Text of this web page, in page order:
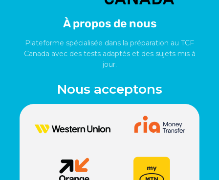
À propos de nous
Plateforme spécialisée dans la préparation au TCF
Canada avec des tests adaptés et des sujets mis à
jour.
Nous acceptons